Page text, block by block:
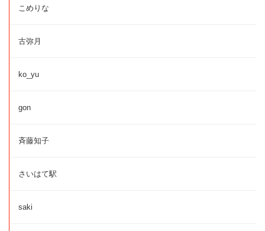
こめりな
古弥月
ko_yu
gon
斉藤知子
さいはて駅
saki